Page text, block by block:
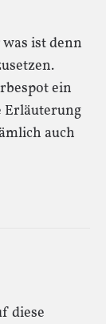
ist denn
ein
Erläuterung
auch
diese